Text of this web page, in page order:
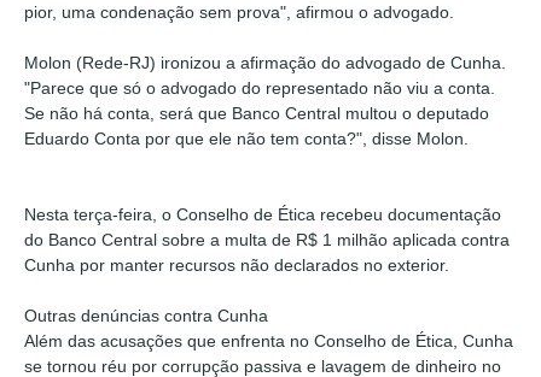
pior, uma condenação sem prova", afirmou o advogado.
Molon (Rede-RJ) ironizou a afirmação do advogado de Cunha.
"Parece que só o advogado do representado não viu a conta.
Se não há conta, será que Banco Central multou o deputado
Eduardo Conta por que ele não tem conta?", disse Molon.
Nesta terça-feira, o Conselho de Ética recebeu documentação
do Banco Central sobre a multa de R$ 1 milhão aplicada contra
Cunha por manter recursos não declarados no exterior.
Outras denúncias contra Cunha
Além das acusações que enfrenta no Conselho de Ética, Cunha
se tornou réu por corrupção passiva e lavagem de dinheiro no